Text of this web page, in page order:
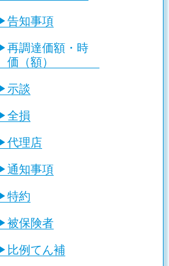
告知事項
再調達価額・時
価（額）
示談
全損
代理店
通知事項
特約
被保険者
比例てん補